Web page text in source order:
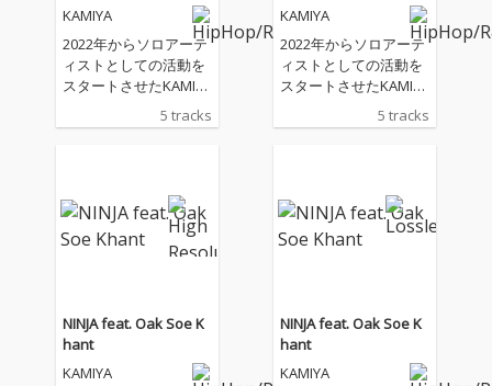
KAMIYA
2022年からソロアーテ
ィストとしての活動を
スタートさせたKAMIYA
『GOODNIGHT BAB
からそれぞれ一人ずつ
アーティストが参加し
ており、国際色豊かな
5 tracks
KAMIYA
2022年からソロアーテ
ィストとしての活動を
スタートさせたKAMIYA
『GOODNIGHT BAB
からそれぞれ一人ずつ
アーティストが参加し
ており、国際色豊かな
5 tracks
NINJA feat. Oak Soe K
hant
KAMIYA
NINJA feat. Oak Soe K
hant
KAMIYA